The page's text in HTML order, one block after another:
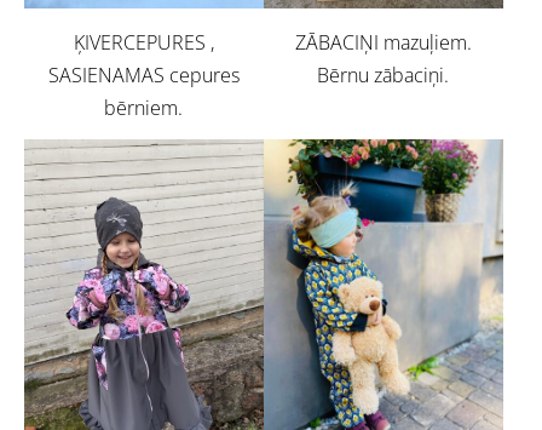
ĶIVERCEPURES ,
SASIENAMAS cepures
bērniem.
ZĀBACIŅI mazuļiem.
Bērnu zābaciņi.